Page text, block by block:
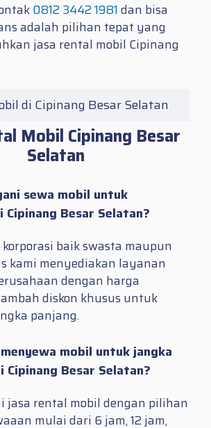
0812 3442 1981dan bisa
adalah pilihan tepat yang
jasa rental mobil Cipinang
di Cipinang Besar Selatan
Mobil Cipinang Besar
Selatan
sewa mobil untuk
Cipinang Besar Selatan?
korporasi baik swasta maupun
kami menyediakan layanan
dengan harga
diskon khusus untuk
panjang.
mobil untuk jangka
Besar Selatan?
jasa rental mobil dengan pilihan
mulai dari 6 jam, 12 jam,